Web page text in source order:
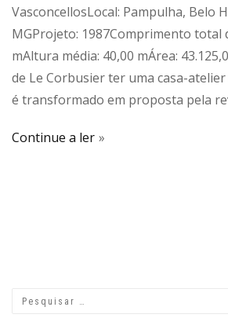
VasconcellosLocal: Pampulha, Belo
MGProjeto: 1987Comprimento total
mAltura média: 40,00 mÁrea:
de Le Corbusier ter uma casa-atelier
é transformado em proposta pela
Continue a ler